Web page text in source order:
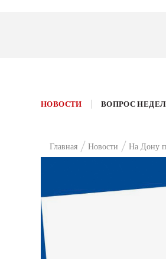
НОВОСТИ ВОПРОС
Главная Новости На Дону